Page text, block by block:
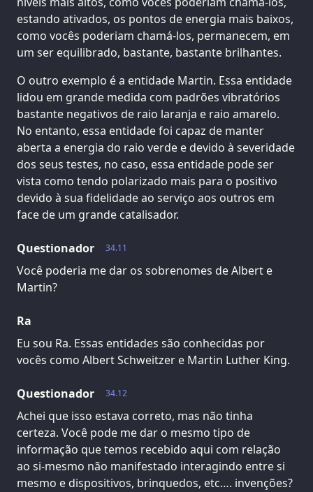
estando ativados, os pontos de energia mais baixos,
como vocês poderiam chamá-los, permanecem, em
um ser equilibrado, bastante, bastante brilhantes.
O outro exemplo é a entidade Martin. Essa entidade
lidou em grande medida com padrões vibratórios
bastante negativos de raio laranja e raio amarelo.
No entanto, essa entidade foi capaz de manter
aberta a energia do raio verde e devido à severidade
dos seus testes, no caso, essa entidade pode ser
vista como tendo polarizado mais para o positivo
devido à sua fidelidade ao serviço aos outros em
face de um grande catalisador.
34.11
Questionador
Você poderia me dar os sobrenomes de Albert e
Martin?
Ra
Eu sou Ra. Essas entidades são conhecidas por
vocês como Albert Schweitzer e Martin Luther King.
34.12
Questionador
Achei que isso estava correto, mas não tinha
certeza. Você pode me dar o mesmo tipo de
informação que temos recebido aqui com relação
ao si-mesmo não manifestado interagindo entre si
mesmo e dispositivos, brinquedos, etc…. invenções?